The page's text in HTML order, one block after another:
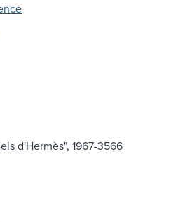
d'Hermès", 1967-3566